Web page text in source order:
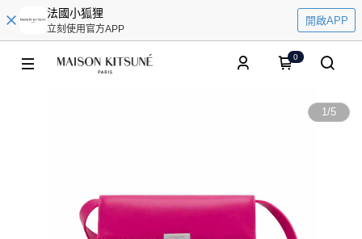
法國小狐狸
立刻使用官方APP
開啟APP
0
1/5